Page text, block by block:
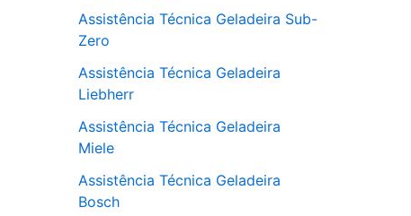
Assistência Técnica Geladeira Sub-
Zero
Assistência Técnica Geladeira
Liebherr
Assistência Técnica Geladeira
Miele
Assistência Técnica Geladeira
Bosch